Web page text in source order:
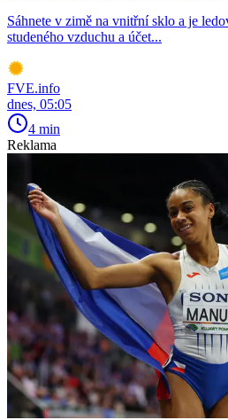
Sáhnete v zimě na vnitřní sklo a je
studeného vzduchu a účet...
FVE.info
dnes, 05:05
4 min
Reklama